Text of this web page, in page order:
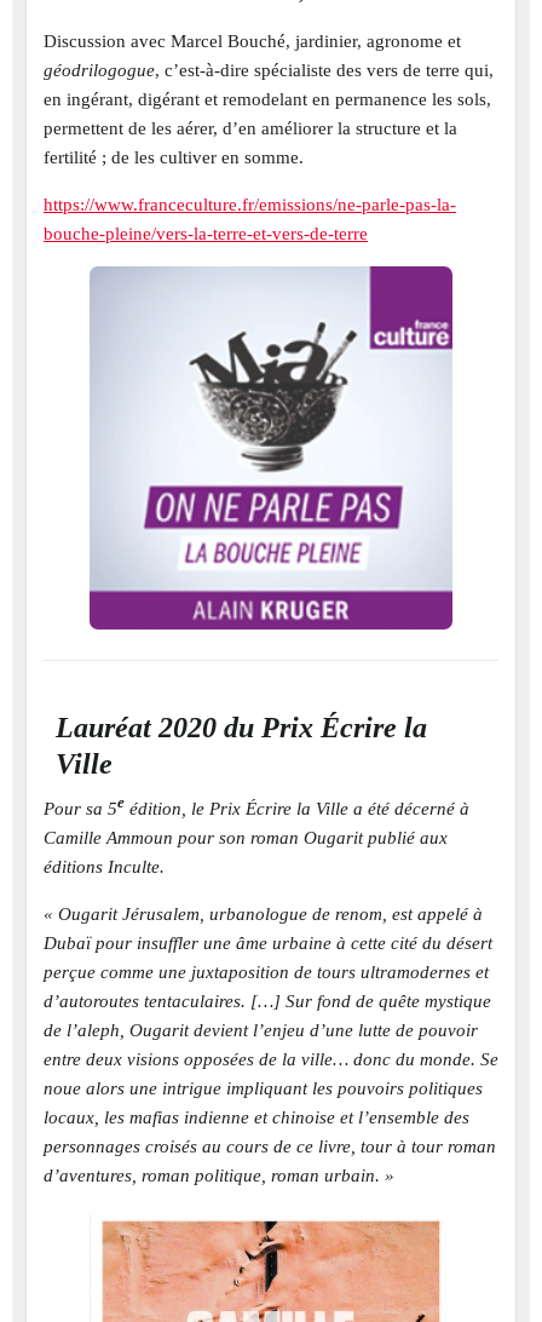
Discussion avec Marcel Bouché, jardinier, agronome et
géodrilogogue, c’est-à-dire spécialiste des vers de terre qui,
en ingérant, digérant et remodelant en permanence les sols,
permettent de les aérer, d’en améliorer la structure et la
fertilité ; de les cultiver en somme.
https://www.franceculture.fr/emissions/ne-parle-pas-la-
bouche-pleine/vers-la-terre-et-vers-de-terre
Lauréat 2020 du Prix Écrire la
Ville
Pour sa 5eédition, le Prix Écrire la Ville a été décerné à
Camille Ammoun pour son roman Ougarit publié aux
éditions Inculte.
« Ougarit Jérusalem, urbanologue de renom, est appelé à
Dubaï pour insuffler une âme urbaine à cette cité du désert
perçue comme une juxtaposition de tours ultramodernes et
d’autoroutes tentaculaires. […] Sur fond de quête mystique
de l’aleph, Ougarit devient l’enjeu d’une lutte de pouvoir
entre deux visions opposées de la ville… donc du monde. Se
noue alors une intrigue impliquant les pouvoirs politiques
locaux, les mafias indienne et chinoise et l’ensemble des
personnages croisés au cours de ce livre, tour à tour roman
d’aventures, roman politique, roman urbain. »